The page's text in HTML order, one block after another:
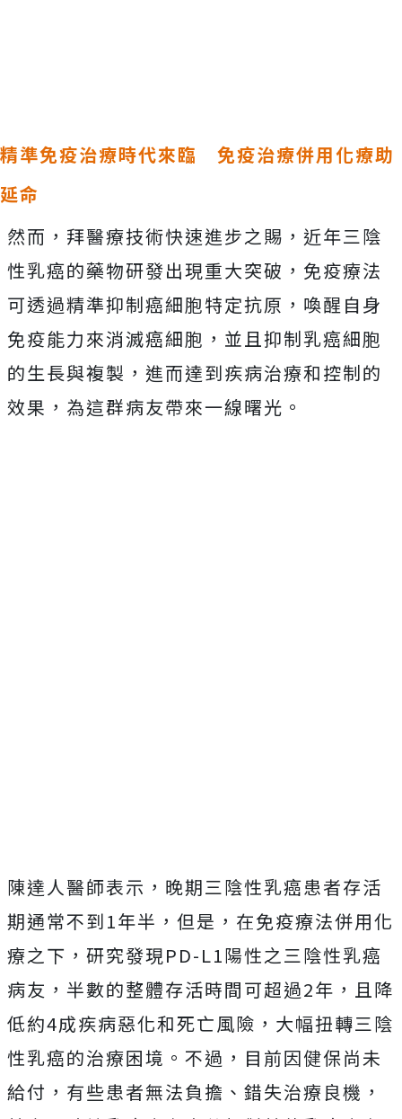
精準免疫治療時代來臨 免疫治療併用化療助
延命
然而，拜醫療技術快速進步之賜，近年三陰
性乳癌的藥物研發出現重大突破，免疫療法
可透過精準抑制癌細胞特定抗原，喚醒自身
免疫能力來消滅癌細胞，並且抑制乳癌細胞
的生長與複製，進而達到疾病治療和控制的
效果，為這群病友帶來一線曙光。
陳達人醫師表示，晚期三陰性乳癌患者存活
期通常不到1年半，但是，在免疫療法併用化
療之下，研究發現PD-L1陽性之三陰性乳癌
病友，半數的整體存活時間可超過2年，且降
低約4成疾病惡化和死亡風險，大幅扭轉三陰
性乳癌的治療困境。不過，目前因健保尚未
給付，有些患者無法負擔、錯失治療良機，